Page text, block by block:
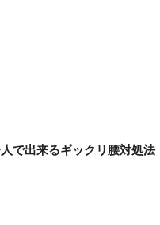
で出来るギックリ腰対処法